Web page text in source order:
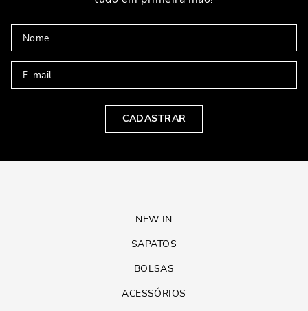
CADASTRAR
NEW IN
SAPATOS
BOLSAS
ACESSÓRIOS